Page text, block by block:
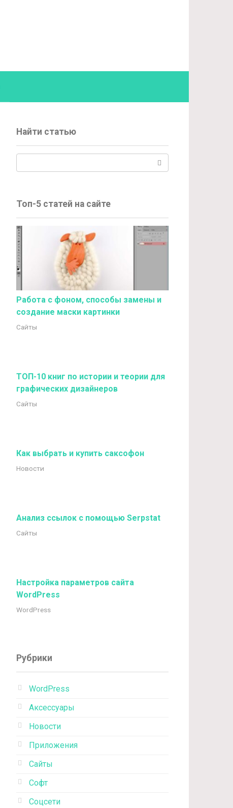
Найти статью
Топ-5 статей на сайте
Работа с фоном, способы замены и
создание маски картинки
Сайты
ТОП-10 книг по истории и теории для
графических дизайнеров
Сайты
Как выбрать и купить саксофон
Новости
Анализ ссылок с помощью Serpstat
Сайты
Настройка параметров сайта
WordPress
WordPress
Рубрики
WordPress
Аксессуары
Новости
Приложения
Сайты
Софт
Соцсети